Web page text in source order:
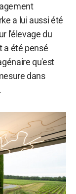
a lui aussi été
l'élevage du
a été pensé
qu'est
dans